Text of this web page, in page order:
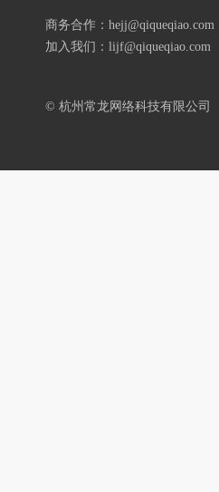
商务合作：hejj@qiqueqiao.com
加入我们：lijf@qiqueqiao.com
© 杭州常龙网络科技有限公司